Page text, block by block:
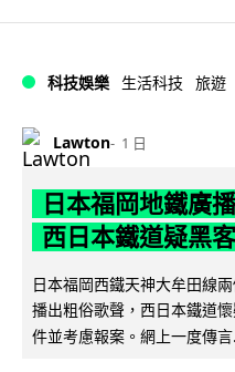
科技娛樂 生活科技 旅遊
Lawton 1 日
日本福岡地鐵廣
西日本鐵道疑黑
日本福岡西鐵天神大牟田線
播出粗俗歌聲，西日本鐵道
件並考慮報案。網上一度傳